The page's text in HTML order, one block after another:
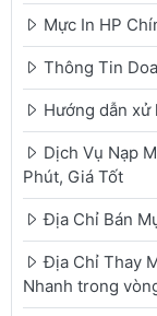
Mực In HP
Thông Tin
Hướng dẫn xử
Dịch Vụ Nạp
Phút, Giá Tốt
Địa Chỉ Bán
Địa Chỉ Thay
Nhanh trong